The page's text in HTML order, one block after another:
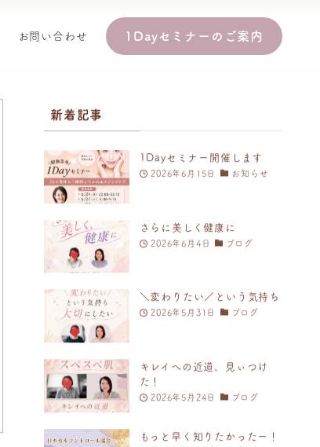
お問い合わせ 1Dayセミナーのご案内
新着記事
1Dayセミナー開催します
2026年6月15日 お知らせ
さらに美しく健康に
2026年6月4日 ブログ
＼変わりたい／という気持ち
2026年5月31日 ブログ
キレイへの近道、見ぃつけ
た！
2026年5月24日 ブログ
もっと早く知りたかったー！